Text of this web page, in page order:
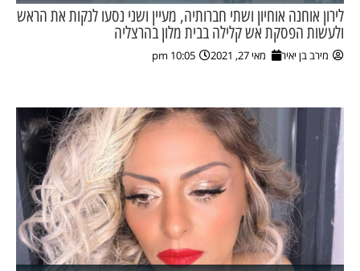
לירון אוחנה אוחיון ושתי חברותיה, מעיין ושני נסעו לנקות את הראש
ולעשות הפסקת אש קלילה בבית מלון בהרצליה
מירב בן יאיר מאי 27, 2021 10:05 pm